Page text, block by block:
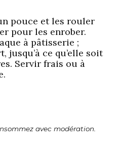
pouce et les rouler
pour les enrober.
à pâtisserie ;
jusqu’à ce qu’elle soit
Servir frais ou à
avec modération.